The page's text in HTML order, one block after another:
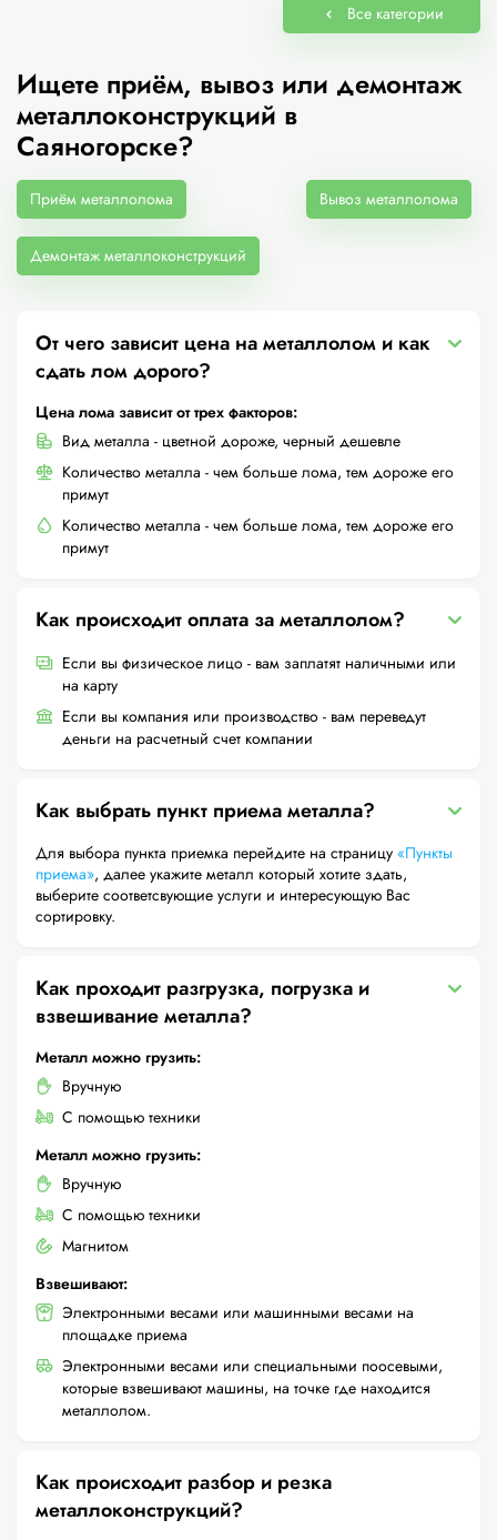
Все категории
Ищете приём, вывоз или демонтаж
металлоконструкций в
Саяногорске?
Приём металлолома Вывоз металлолома
Демонтаж металлоконструкций
От чего зависит цена на металлолом и как
сдать лом дорого?
Цена лома зависит от трех факторов:
Вид металла - цветной дороже, черный дешевле
Количество металла - чем больше лома, тем дороже его
примут
Количество металла - чем больше лома, тем дороже его
примут
Как происходит оплата за металлолом?
Если вы физическое лицо - вам заплатят наличными или
на карту
Если вы компания или производство - вам переведут
деньги на расчетный счет компании
Как выбрать пункт приема металла?
Для выбора пункта приемка перейдите на страницу «Пункты
приема», далее укажите металл который хотите здать,
выберите соответсвующие услуги и интересующую Вас
сортировку.
Как проходит разгрузка, погрузка и
взвешивание металла?
Металл можно грузить:
Вручную
С помощью техники
Металл можно грузить:
Вручную
С помощью техники
Магнитом
Взвешивают:
Электронными весами или машинными весами на
площадке приема
Электронными весами или специальными поосевыми,
которые взвешивают машины, на точке где находится
металлолом.
Как происходит разбор и резка
металлоконструкций?